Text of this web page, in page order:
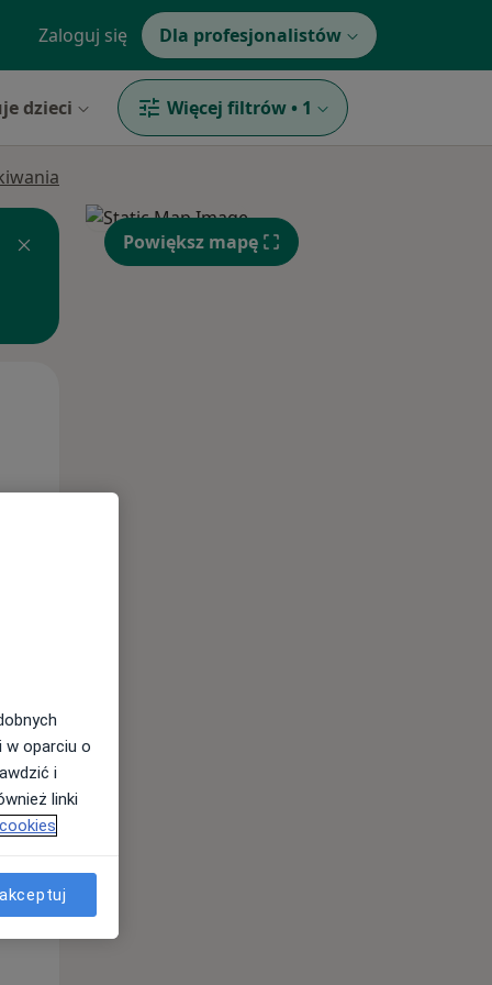
Zaloguj się Dla profesjonalistów
dzieci Więcej filtrów • 1
Pon,
10 Sie
Powiększ mapę
w oparciu o
i
linki